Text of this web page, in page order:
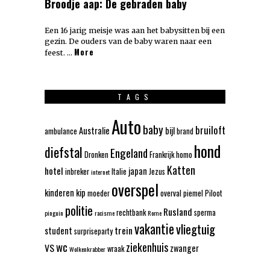
Broodje aap: De gebraden baby
Een 16 jarig meisje was aan het babysitten bij een
gezin. De ouders van de baby waren naar een
feest. … More
TAGS
ambulance AustralieAutobabybijlbrand bruiloft
diefstal Dronken Engeland Frankrijkhomo hond
hotel inbrekerinternetItalie japan Jezus Katten
kinderen kip moeder overspel overvalpiemelPiloot
pinguin politie racismerechtbankRome Rusland sperma
student surpriseparty treinvakantievliegtuig
VSwc Wolkenkrabberwraak ziekenhuiszwanger